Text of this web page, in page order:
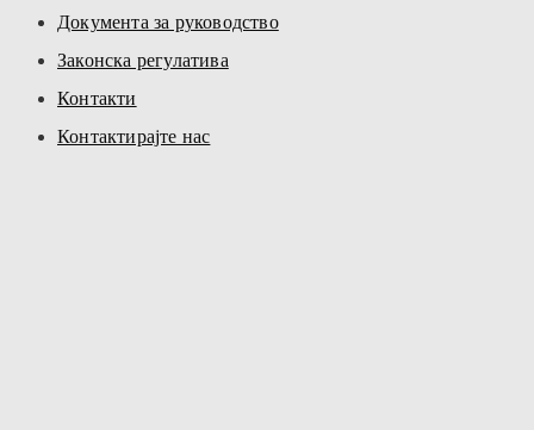
Документа за руководство
Законска регулатива
Контакти
Контактирајте нас